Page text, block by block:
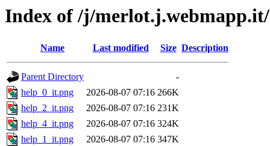
Index of /j/merlot.j.webmapp.it/
Name Last modified Size Description
Parent Directory
-
help_0_it.png
2026-08-07 07:16 266K
help_2_it.png
2026-08-07 07:16 231K
help_4_it.png
2026-08-07 07:16 324K
help_1_it.png
2026-08-07 07:16 347K